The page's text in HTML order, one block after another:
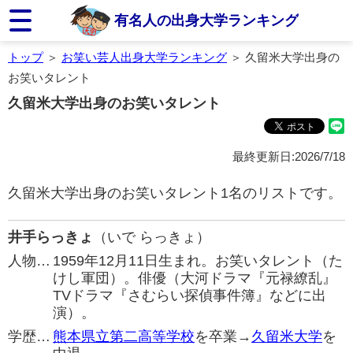
有名人の出身大学ランキング
トップ＞ お笑い芸人出身大学ランキング ＞ 久留米大学出身の
お笑いタレント
久留米大学出身のお笑いタレント
最終更新日:2026/7/18
久留米大学出身のお笑いタレント1名のリストです。
井手らっきょ
（いで らっきょ）
人物… 1959年12月11日生まれ。お笑いタレント（た
けし軍団）。俳優（大河ドラマ『元禄繚乱』
TVドラマ『さむらい探偵事件簿』などに出
演）。
学歴… 熊本県立第二高等学校を卒業→ 久留米大学を